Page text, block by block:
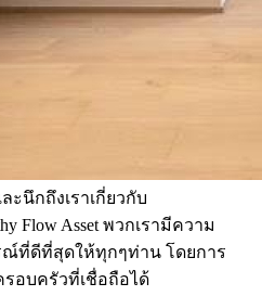
นึกถึงเราเกี่ยวกับ
Flow Asset พวกเรามีความ
ณ์ที่ดีที่สุดให้ทุกๆท่าน โดยการ
อบครัวที่เชื่อถือได้